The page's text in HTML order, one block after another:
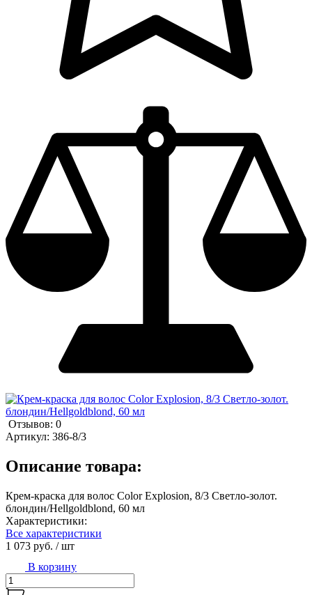
Отзывов: 0
Артикул: 386-8/3
Описание товара:
Крем-краска для волос Color Explosion, 8/3 Светло-золот.
блондин/Hellgoldblond, 60 мл
Характеристики:
Все характеристики
1 073 руб. / шт
В корзину